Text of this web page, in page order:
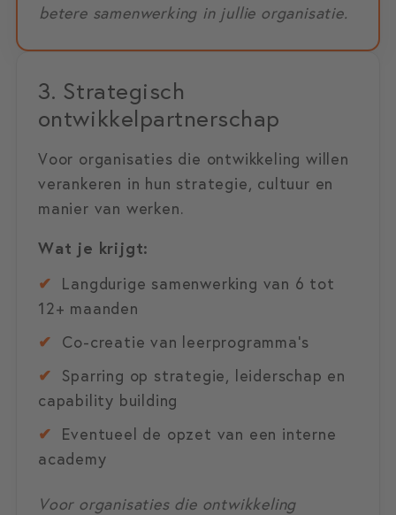
betere samenwerking in jullie organisatie.
3. Strategisch
ontwikkelpartnerschap
Voor organisaties die ontwikkeling willen
verankeren in hun strategie, cultuur en
manier van werken.
Wat je krijgt:
✔ Langdurige samenwerking van 6 tot
12+ maanden
✔ Co-creatie van leerprogramma’s
✔ Sparring op strategie, leiderschap en
capability building
✔ Eventueel de opzet van een interne
academy
Voor organisaties die ontwikkeling